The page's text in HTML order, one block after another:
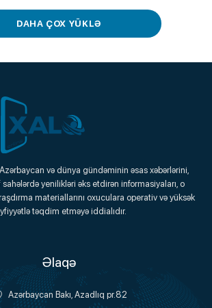
DAHA ÇOX YÜKLƏ
Xalq.Online
Onlayn Platforma
və dünya gündəminin əsas xəbərlərini,
yenilikləri əks etdirən informasiyaları, o
materiallarını oxuculara operativ və yüksək
təqdim etməyə iddialıdır.
Əlaqə
Azərbaycan Bakı, Azadlıq pr.82